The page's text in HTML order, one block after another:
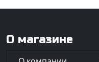
О магазине